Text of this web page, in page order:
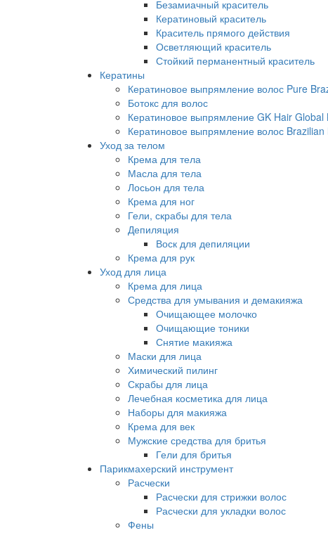
Безамиачный краситель
Кератиновый краситель
Краситель прямого действия
Осветляющий краситель
Стойкий перманентный краситель
Кератины
Кератиновое выпрямление волос Pure
Ботокс для волос
Кератиновое выпрямление GK Hair Global
Кератиновое выпрямление волос Brazilian
Уход за телом
Крема для тела
Масла для тела
Лосьон для тела
Крема для ног
Гели, скрабы для тела
Депиляция
Воск для депиляции
Крема для рук
Уход для лица
Крема для лица
Средства для умывания и демакияжа
Очищающее молочко
Очищающие тоники
Снятие макияжа
Маски для лица
Химический пилинг
Скрабы для лица
Лечебная косметика для лица
Наборы для макияжа
Крема для век
Мужские средства для бритья
Гели для бритья
Парикмахерский инструмент
Расчески
Расчески для стрижки волос
Расчески для укладки волос
Фены